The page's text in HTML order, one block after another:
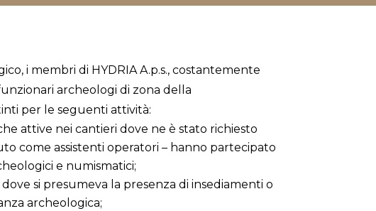
i membri di HYDRIA A.p.s., costantemente
archeologi di zona della
per le seguenti attività:
attive nei cantieri dove ne è stato richiesto
come assistenti operatori – hanno partecipato
e numismatici;
si presumeva la presenza di insediamenti o
archeologica;